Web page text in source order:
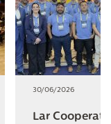
30/06/2026
Lar